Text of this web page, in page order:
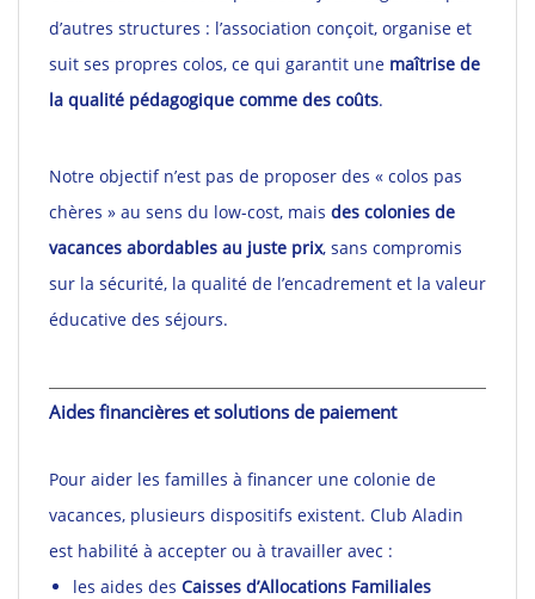
d’autres structures : l’association conçoit, organise et
suit ses propres colos, ce qui garantit une maîtrise de
la qualité pédagogique comme des coûts.
Notre objectif n’est pas de proposer des « colos pas
chères » au sens du low-cost, mais des colonies de
vacances abordables au juste prix, sans compromis
sur la sécurité, la qualité de l’encadrement et la valeur
éducative des séjours.
Aides financières et solutions de paiement
Pour aider les familles à financer une colonie de
vacances, plusieurs dispositifs existent. Club Aladin
est habilité à accepter ou à travailler avec :
les aides des Caisses d’Allocations Familiales